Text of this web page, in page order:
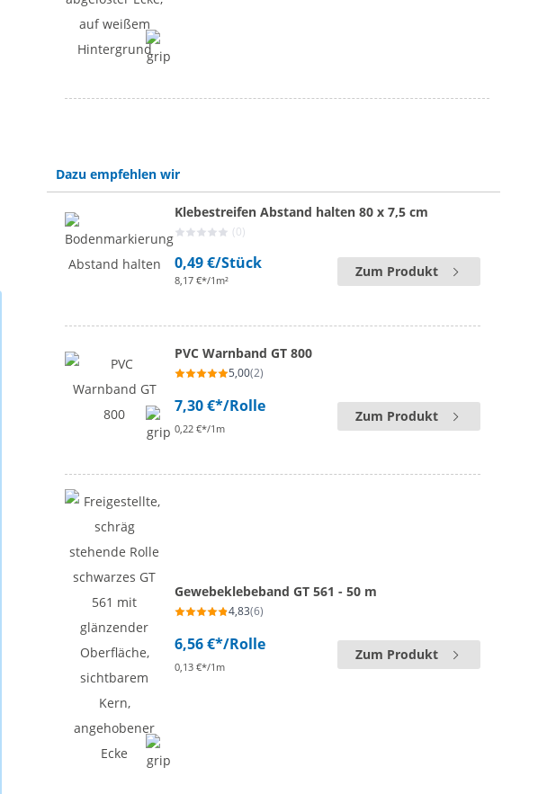
Dazu empfehlen wir
Klebestreifen Abstand halten 80 x 7,5 cm
(0)
0,49 €/Stück
8,17 €*/1m²
Zum Produkt
PVC Warnband GT 800
5,00(2)
7,30 €*/Rolle
0,22 €*/1m
Zum Produkt
Gewebeklebeband GT 561 - 50 m
4,83(6)
6,56 €*/Rolle
0,13 €*/1m
Zum Produkt